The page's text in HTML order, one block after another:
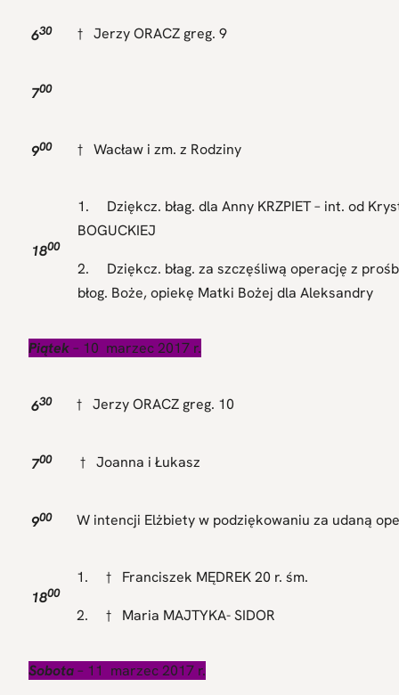
630 † Jerzy ORACZ greg. 9
700
900 † Wacław i zm. z Rodziny
1800
1. Dziękcz. błag. dla Anny KRZPIET – int. od
BOGUCKIEJ
2. Dziękcz. błag. za szczęśliwą operację z
błog. Boże, opiekę Matki Bożej dla Aleksandry
Piątek– 10 marzec 2017 r.
630 † Jerzy ORACZ greg. 10
700 † Joanna i Łukasz
900 W intencji Elżbiety w podziękowaniu za udaną
1800
1. † Franciszek MĘDREK 20 r. śm.
2. † Maria MAJTYKA- SIDOR
Sobota– 11 marzec 2017 r.